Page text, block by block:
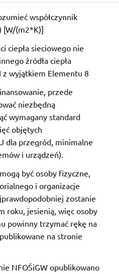
współczynnik
[W/(m2*K)]
ciepła sieciowego nie
źródła ciepła
wyjątkiem Elementu 8
przede
niezbędną
wymagany standard
objętych
dla przegród, minimalne
i urządzeń).
być osoby fizyczne,
i organizacje
zostanie
roku, jesienią, więc osoby
powinny trzymać rękę na
na stronie
NFOŚiGW opublikowano